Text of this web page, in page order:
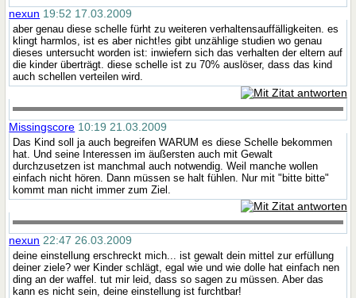
nexun 19:52 17.03.2009
aber genau diese schelle fürht zu weiteren verhaltensauffälligkeiten. es
klingt harmlos, ist es aber nicht!es gibt unzählige studien wo genau
dieses untersucht worden ist: inwiefern sich das verhalten der eltern auf
die kinder überträgt. diese schelle ist zu 70% auslöser, dass das kind
auch schellen verteilen wird.
Missingscore 10:19 21.03.2009
Das Kind soll ja auch begreifen WARUM es diese Schelle bekommen
hat. Und seine Interessen im äußersten auch mit Gewalt
durchzusetzen ist manchmal auch notwendig. Weil manche wollen
einfach nicht hören. Dann müssen se halt fühlen. Nur mit "bitte bitte"
kommt man nicht immer zum Ziel.
nexun 22:47 26.03.2009
deine einstellung erschreckt mich... ist gewalt dein mittel zur erfüllung
deiner ziele? wer Kinder schlägt, egal wie und wie dolle hat einfach nen
ding an der waffel. tut mir leid, dass so sagen zu müssen. Aber das
kann es nicht sein, deine einstellung ist furchtbar!